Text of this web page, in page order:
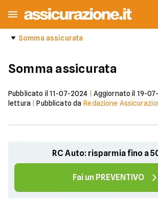
Somma assicurata
Somma assicurata
Pubblicato il 11-07-2024 Aggiornato il 19-
lettura |Pubblicato da Redazione
RC Auto: risparmia fino a
Fai un PREVENTIVO